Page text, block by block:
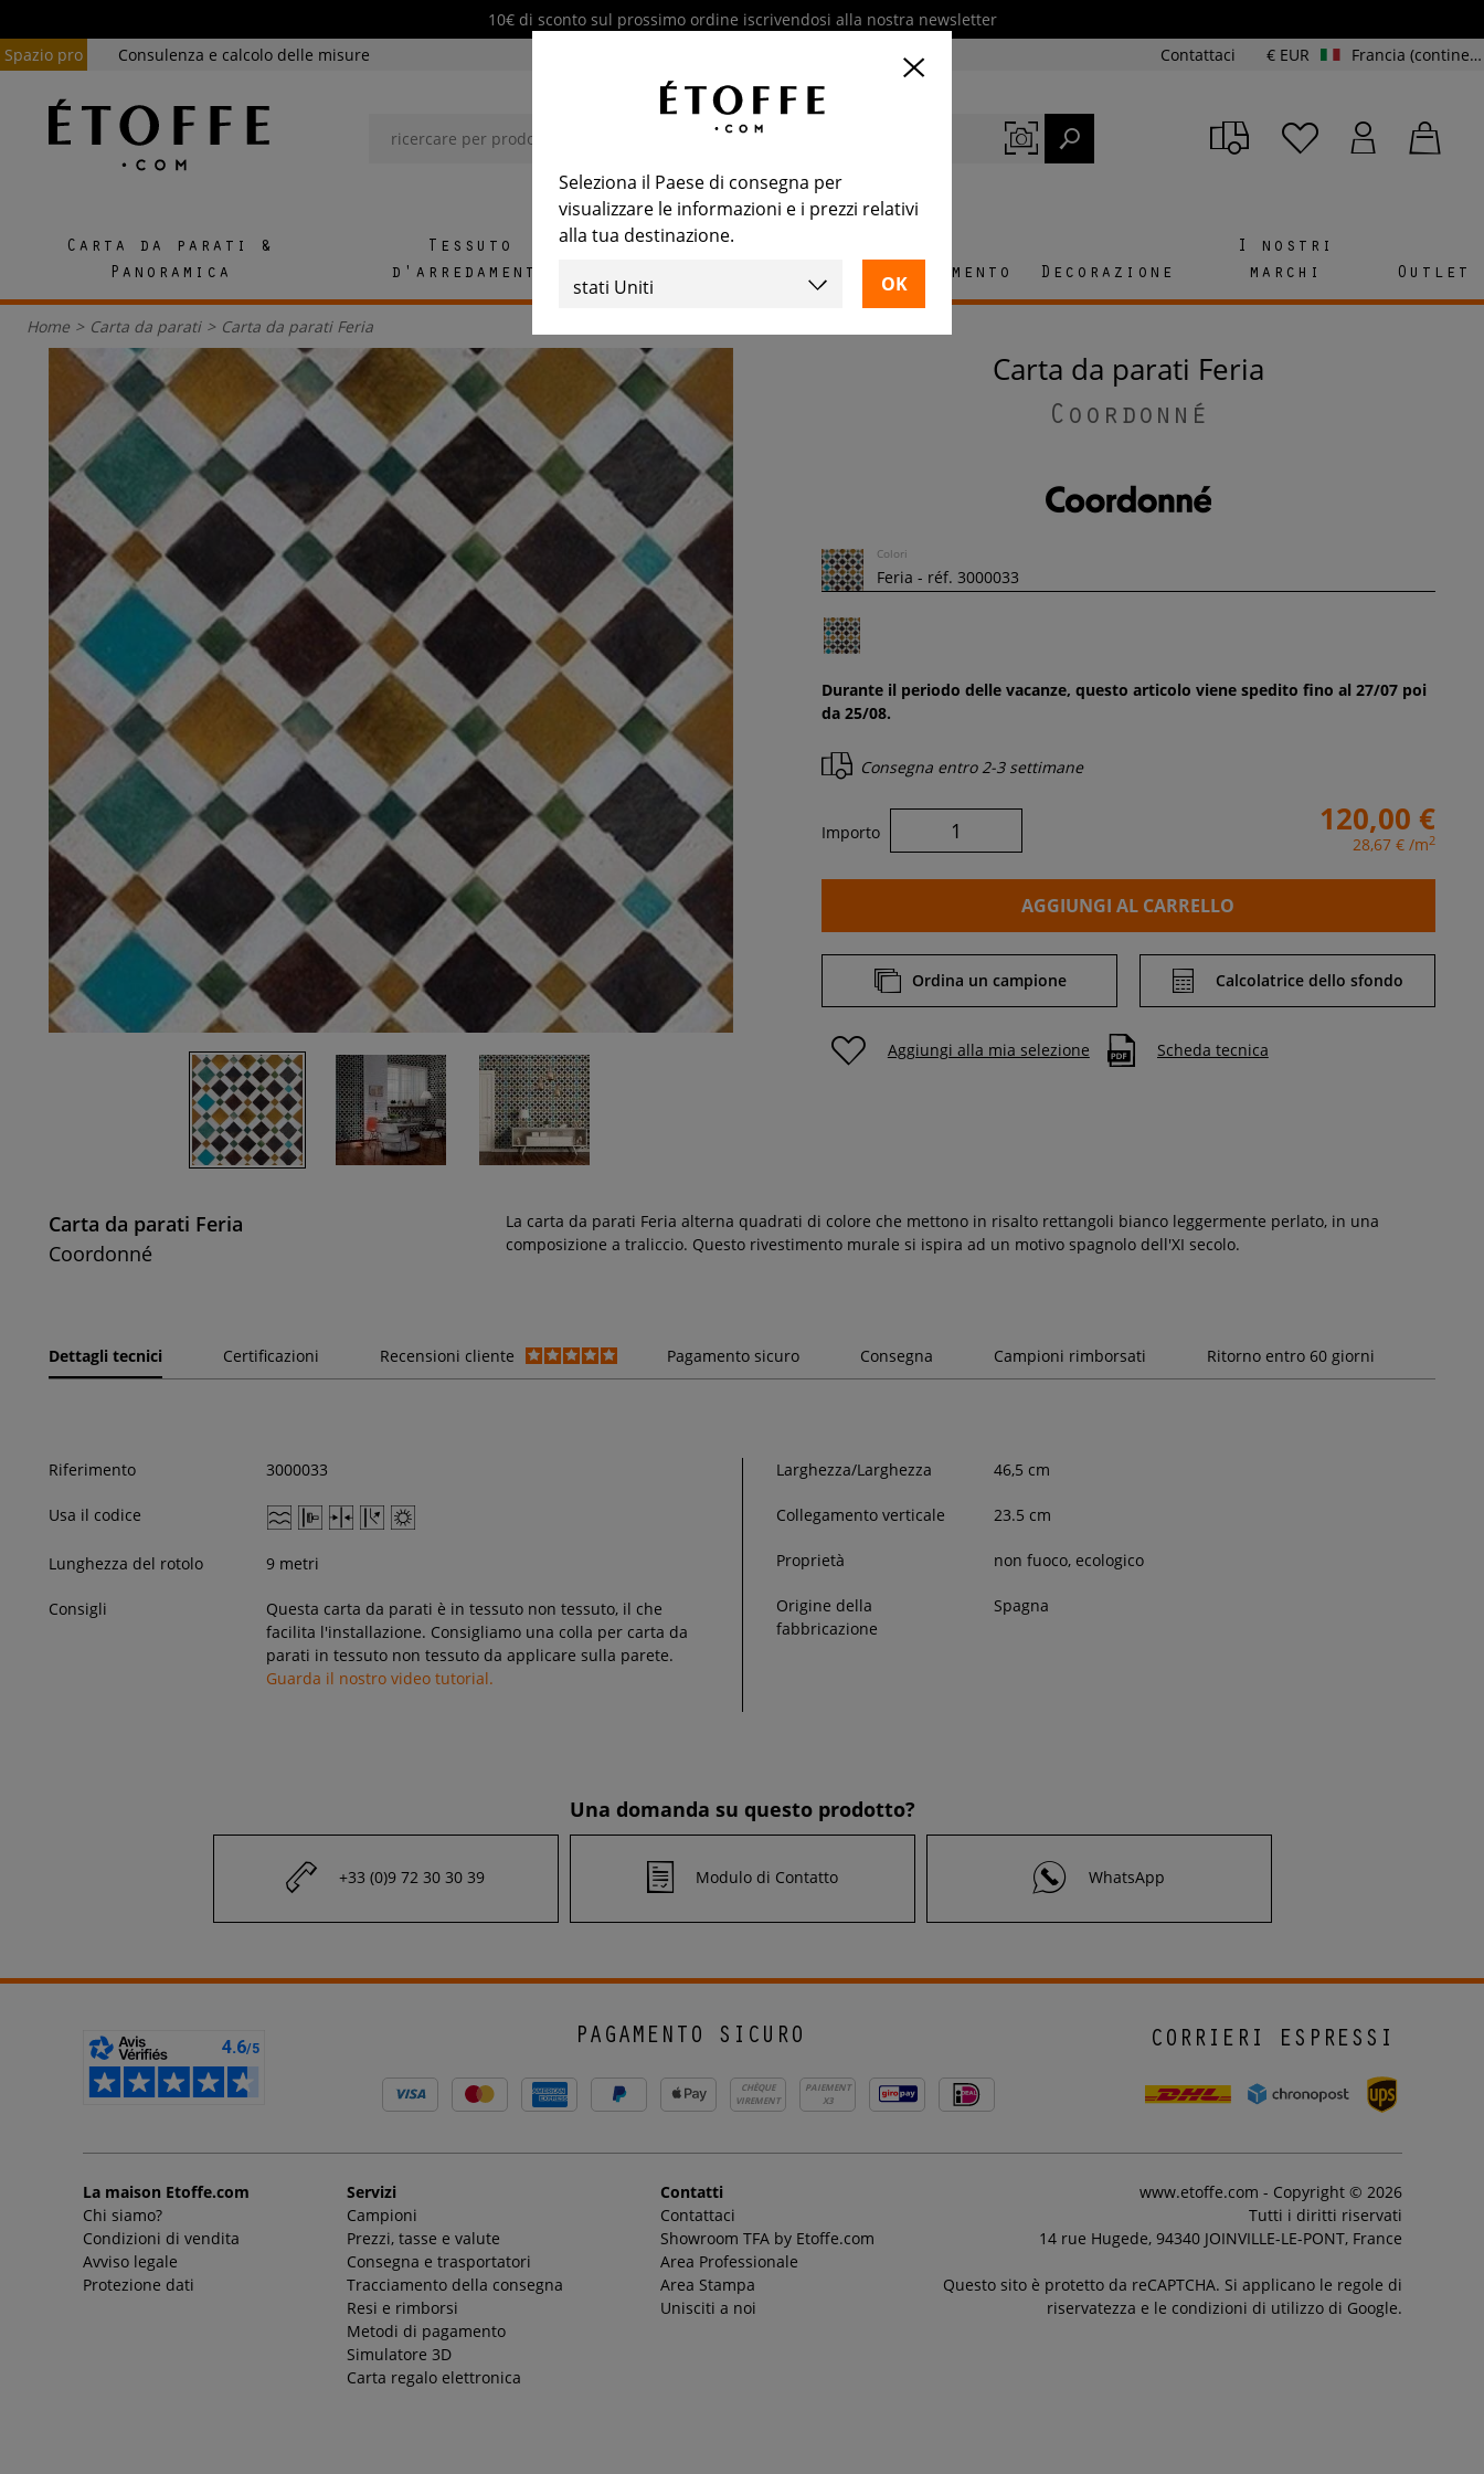
10€ di sconto sul prossimo ordine iscrivendosi alla nostra newsletter
Spazio pro
Consulenza e calcolo delle misure Contattaci € EUR Francia (continente e Corsica)
Carta da parati &
Panoramica
Tessuto
d'arredamento
Arredamento Decorazione
I nostri
marchi
Outlet
Home > Carta da parati > Carta da parati Feria
Carta da parati Feria
Coordonné
Colori
Durante il periodo delle vacanze, questo articolo viene spedito fino al 27/07 poi
da 25/08.
Consegna entro 2-3 settimane
Importo 120,00 €
28,67 € /m2
AGGIUNGI AL CARRELLO
Ordina un campione Calcolatrice dello sfondo
Aggiungi alla mia selezione Scheda tecnica
Carta da parati Feria
Coordonné
La carta da parati Feria alterna quadrati di colore che mettono in risalto rettangoli bianco leggermente perlato, in una
composizione a traliccio. Questo rivestimento murale si ispira ad un motivo spagnolo dell'XI secolo.
Dettagli tecnici Certificazioni Recensioni cliente Pagamento sicuro Consegna Campioni rimborsati Ritorno entro 60 giorni
Riferimento 3000033
Usa il codice
Lunghezza del rotolo 9 metri
Consigli
Questa carta da parati è in tessuto non tessuto, il che
facilita l'installazione. Consigliamo una colla per carta da
parati in tessuto non tessuto da applicare sulla parete.
Guarda il nostro video tutorial.
Larghezza/Larghezza 46,5 cm
Collegamento verticale 23.5 cm
Proprietà non fuoco, ecologico
Origine della
fabbricazione
Spagna
Una domanda su questo prodotto?
+33 (0)9 72 30 30 39 Modulo di Contatto WhatsApp
PAGAMENTO SICURO
CHÈQUE
VIREMENT
PAIEMENT
X3
CORRIERI ESPRESSI
La maison Etoffe.com
Chi siamo?
Condizioni di vendita
Avviso legale
Protezione dati
Servizi
Campioni
Prezzi, tasse e valute
Consegna e trasportatori
Tracciamento della consegna
Resi e rimborsi
Metodi di pagamento
Simulatore 3D
Carta regalo elettronica
Contatti
Contattaci
Showroom TFA by Etoffe.com
Area Professionale
Area Stampa
Unisciti a noi
www.etoffe.com - Copyright © 2026
Tutti i diritti riservati
14 rue Hugede, 94340 JOINVILLE-LE-PONT, France
Questo sito è protetto da reCAPTCHA. Si applicano le regole di
riservatezza e le condizioni di utilizzo di Google.
Seleziona il Paese di consegna per
visualizzare le informazioni e i prezzi relativi
alla tua destinazione.